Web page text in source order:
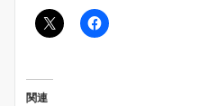
関連